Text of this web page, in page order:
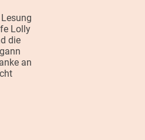
Lolly
die
an